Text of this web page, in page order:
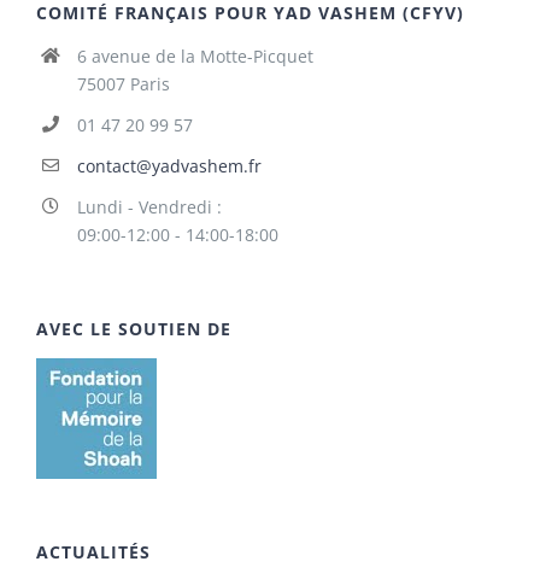
COMITÉ FRANÇAIS POUR YAD VASHEM (CFYV)
6 avenue de la Motte-Picquet
75007 Paris
01 47 20 99 57
contact@yadvashem.fr
Lundi - Vendredi :
09:00-12:00 - 14:00-18:00
AVEC LE SOUTIEN DE
ACTUALITÉS